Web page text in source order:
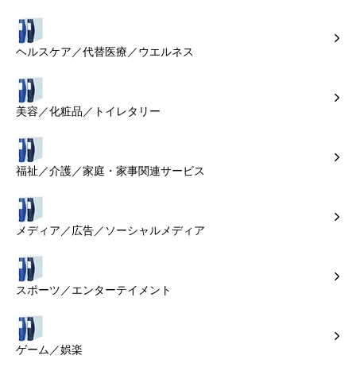
ヘルスケア／代替医療／ウエルネス
美容／化粧品／トイレタリー
福祉／介護／家庭・家事関連サービス
メディア／広告／ソーシャルメディア
スポーツ／エンターテイメント
ゲーム／娯楽